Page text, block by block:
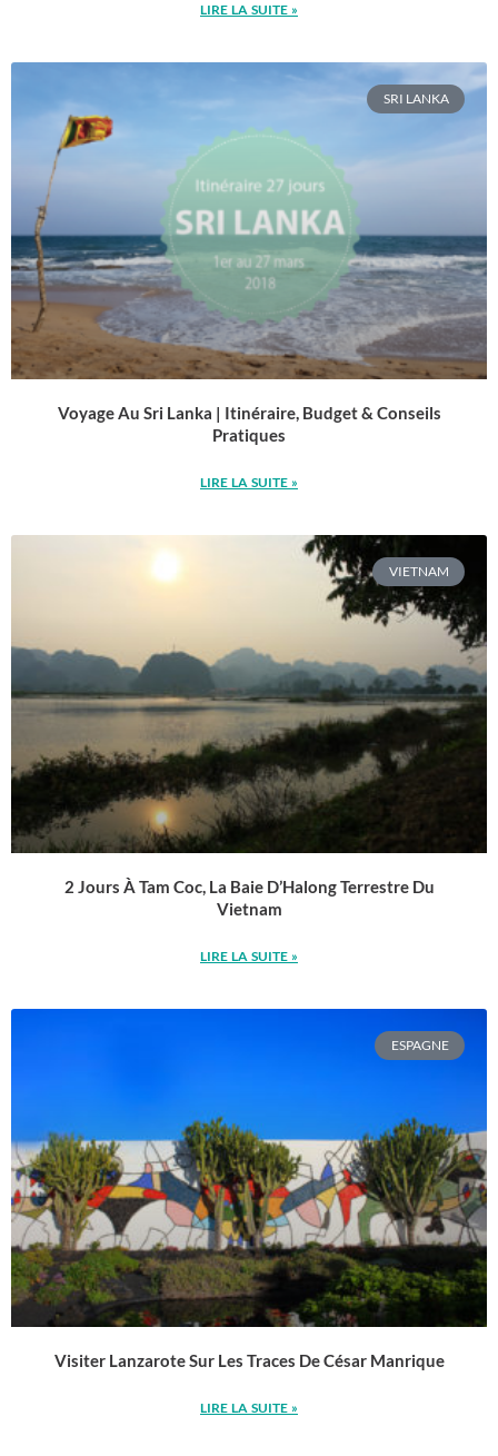
LIRE LA SUITE »
SRI LANKA
Voyage Au Sri Lanka | Itinéraire, Budget & Conseils
Pratiques
LIRE LA SUITE »
VIETNAM
2 Jours À Tam Coc, La Baie D’Halong Terrestre Du
Vietnam
LIRE LA SUITE »
ESPAGNE
Visiter Lanzarote Sur Les Traces De César Manrique
LIRE LA SUITE »